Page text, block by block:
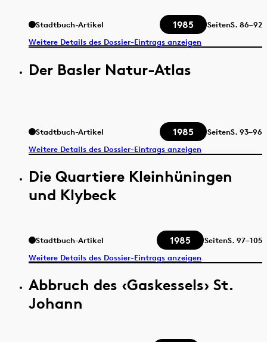
Stadtbuch-Artikel 1985 SeitenS. 86–92
Weitere Details des Dossier-Eintrags anzeigen
Der Basler Natur-Atlas
Stadtbuch-Artikel 1985 SeitenS. 93–96
Weitere Details des Dossier-Eintrags anzeigen
Die Quartiere Kleinhüningen
und Klybeck
Stadtbuch-Artikel 1985 SeitenS. 97–105
Weitere Details des Dossier-Eintrags anzeigen
Abbruch des ‹Gaskessels› St.
Johann